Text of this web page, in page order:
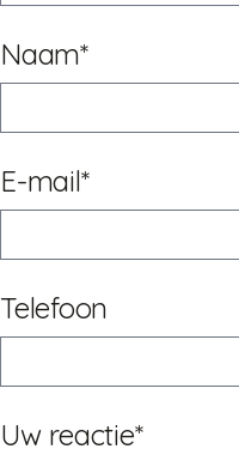
Naam*
E-mail*
Telefoon
Uw reactie*